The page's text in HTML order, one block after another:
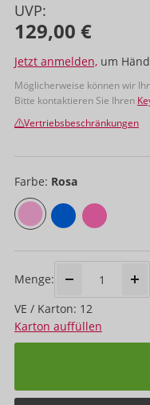
UVP:
129,00 €
Jetzt anmelden, um
Möglicherweise können wir
Bitte kontaktieren Sie Ihren
Vertriebsbeschränkungen
Farbe: Rosa
Menge:
VE / Karton: 12
Karton auffüllen